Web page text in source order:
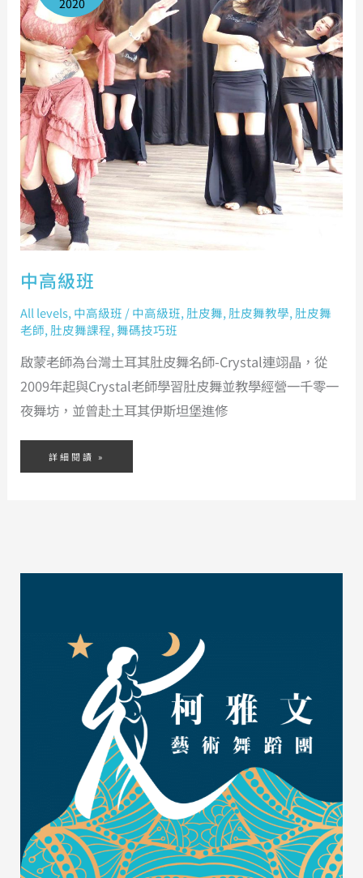
2020
中高級班
All levels, 中高級班 /中高級班, 肚皮舞, 肚皮舞教學, 肚皮舞
老師, 肚皮舞課程,舞碼技巧班
啟蒙老師為台灣土耳其肚皮舞名師-Crystal連翊晶，從
2009年起與Crystal老師學習肚皮舞並教學經營一千零一
夜舞坊，並曾赴土耳其伊斯坦堡進修
詳細閱讀 »